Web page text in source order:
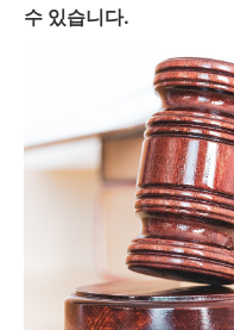
수 있습니다.